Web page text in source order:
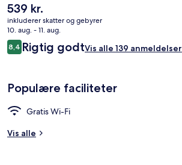
Den
nuværende
pris
er
539 kr.
539 kr.
inkluderer skatter og gebyrer
10. aug. - 11. aug.
Anmeldelser
8,48,4 ud af 10.
Rigtig godtVis alle 139 anmeldelser
Populære faciliteter
Gratis Wi-Fi
Vis alle